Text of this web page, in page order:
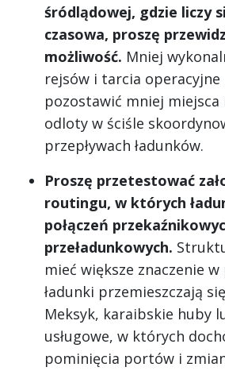
śródlądowej, gdzie liczy
czasowa, proszę
możliwość. Mniej
rejsów i tarcia operacyjne
pozostawić mniej
odloty w ściśle
przepływach ładunków.
Proszę przetestować
routingu, w których
połączeń
przeładunkowych.
mieć większe znaczenie
ładunki przemieszczają
Meksyk, karaibskie huby
usługowe, w których
pominięcia portów i